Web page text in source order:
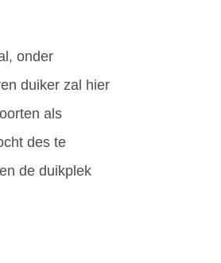
onder
duiker zal hier
als
des te
de duikplek